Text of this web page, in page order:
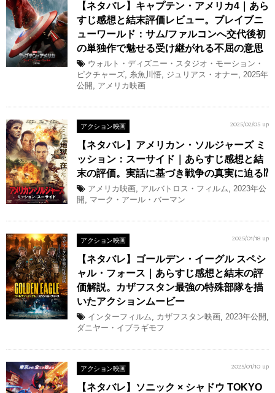
【ネタバレ】キャプテン・アメリカ4｜あら
すじ感想と結末評価レビュー。ブレイブニ
ューワールド：サム/ファルコンへ交代後初
の単独作で魅せる受け継がれる不屈の意思
ウォルト・ディズニー・スタジオ・モーション・
ピクチャーズ, 糸魚川悟, ジュリアス・オナー, 2025年
公開 , アメリカ映画
アクション映画 2025/02/05 up
【ネタバレ】アメリカン・ソルジャーズ ミ
ッション：スーサイド｜あらすじ感想と結
末の評価。実話に基づき戦争の真実に迫る⁉︎
アメリカ映画, アルバトロス・フィルム, 2023年公
開 , マーク・アール・バーマン
アクション映画 2025/01/18 up
【ネタバレ】ゴールデン・イーグル スペシ
ャル・フォース｜あらすじ感想と結末の評
価解説。カザフスタン最強の特殊部隊を描
いたアクションムービー
インターフィルム, カザフスタン映画, 2023年公開 ,
ダニヤー・イブラギモフ
アクション映画 2025/01/10 up
【ネタバレ】ソニック × シャドウ TOKYO